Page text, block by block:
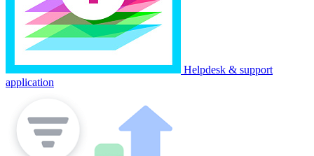
Helpdesk & support
application